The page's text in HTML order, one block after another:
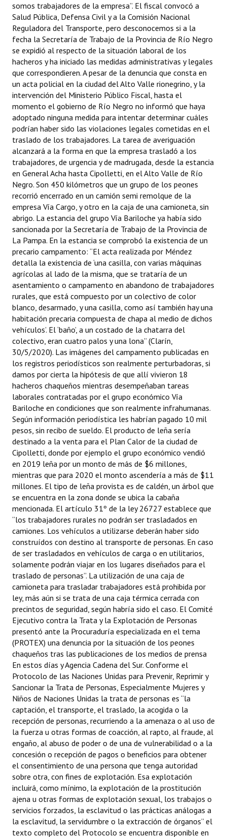
somos trabajadores de la empresa”. El fiscal convocó a
Salud Pública, Defensa Civil y a la Comisión Nacional
Reguladora del Transporte, pero desconocemos si a la
fecha la Secretaría de Trabajo de la Provincia de Río Negro
se expidió al respecto de la situación laboral de los
hacheros y ha iniciado las medidas administrativas y legales
que correspondieren. A pesar de la denuncia que consta en
un acta policial en la ciudad del Alto Valle rionegrino, y la
intervención del Ministerio Público Fiscal, hasta el
momento el gobierno de Río Negro no informó que haya
adoptado ninguna medida para intentar determinar cuáles
podrían haber sido las violaciones legales cometidas en el
traslado de los trabajadores. La tarea de averiguación
alcanzará a la forma en que la empresa trasladó a los
trabajadores, de urgencia y de madrugada, desde la estancia
en General Acha hasta Cipolletti, en el Alto Valle de Río
Negro. Son 450 kilómetros que un grupo de los peones
recorrió encerrado en un camión semi remolque de la
empresa Vía Cargo, y otro en la caja de una camioneta, sin
abrigo. La estancia del grupo Vía Bariloche ya había sido
sancionada por la Secretaría de Trabajo de la Provincia de
La Pampa. En la estancia se comprobó la existencia de un
precario campamento: “El acta realizada por Méndez
detalla la existencia de ‘una casilla, con varias máquinas
agrícolas al lado de la misma, que se trataría de un
asentamiento o campamento en abandono de trabajadores
rurales, que está compuesto por un colectivo de color
blanco, desarmado, y una casilla, como así también hay una
habitación precaria compuesta de chapa al medio de dichos
vehículos’. El ‘baño’, a un costado de la chatarra del
colectivo, eran cuatro palos y una lona” (Clarín,
30/5/2020). Las imágenes del campamento publicadas en
los registros periodísticos son realmente perturbadoras, si
damos por cierta la hipótesis de que allí vivieron 18
hacheros chaqueños mientras desempeñaban tareas
laborales contratadas por el grupo económico Vía
Bariloche en condiciones que son realmente infrahumanas.
Según información periodística les habrían pagado 10 mil
pesos, sin recibo de sueldo. El producto de leña sería
destinado a la venta para el Plan Calor de la ciudad de
Cipolletti, donde por ejemplo el grupo económico vendió
en 2019 leña por un monto de más de $6 millones,
mientras que para 2020 el monto ascendería a más de $11
millones. El tipo de leña provista es de caldén, un árbol que
se encuentra en la zona donde se ubica la cabaña
mencionada. El artículo 31º de la ley 26727 establece que
“los trabajadores rurales no podrán ser trasladados en
camiones. Los vehículos a utilizarse deberán haber sido
construídos con destino al transporte de personas. En caso
de ser trasladados en vehículos de carga o en utilitarios,
solamente podrán viajar en los lugares diseñados para el
traslado de personas”. La utilización de una caja de
camioneta para trasladar trabajadores está prohibida por
ley, más aún si se trata de una caja térmica cerrada con
precintos de seguridad, según habría sido el caso. El Comité
Ejecutivo contra la Trata y la Explotación de Personas
presentó ante la Procuraduría especializada en el tema
(PROTEX) una denuncia por la situación de los peones
chaqueños tras las publicaciones de los medios de prensa
En estos días y Agencia Cadena del Sur. Conforme el
Protocolo de las Naciones Unidas para Prevenir, Reprimir y
Sancionar la Trata de Personas, Especialmente Mujeres y
Niños de Naciones Unidas la trata de personas es “la
captación, el transporte, el traslado, la acogida o la
recepción de personas, recurriendo a la amenaza o al uso de
la fuerza u otras formas de coacción, al rapto, al fraude, al
engaño, al abuso de poder o de una de vulnerabilidad o a la
concesión o recepción de pagos o beneficios para obtener
el consentimiento de una persona que tenga autoridad
sobre otra, con fines de explotación. Esa explotación
incluirá, como mínimo, la explotación de la prostitución
ajena u otras formas de explotación sexual, los trabajos o
servicios forzados, la esclavitud o las prácticas análogas a
la esclavitud, la servidumbre o la extracción de órganos” el
texto completo del Protocolo se encuentra disponible en